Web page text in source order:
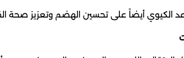
الكيوي أيضاً على تحسين الهضم وتعزيز صحة